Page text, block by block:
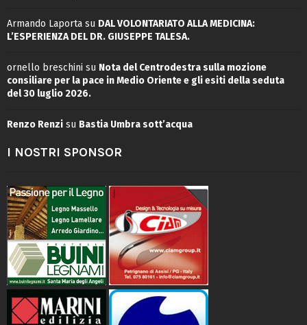
Armando Laporta su DAL VOLONTARIATO ALLA MEDICINA:
L’ESPERIENZA DEL DR. GIUSEPPE TALESA.
ornello breschini su Nota del Centrodestra sulla mozione
consiliare per la pace in Medio Oriente e gli esiti della seduta
del 30 luglio 2026.
Renzo Renzi su Bastia Umbra sott’acqua
I NOSTRI SPONSOR